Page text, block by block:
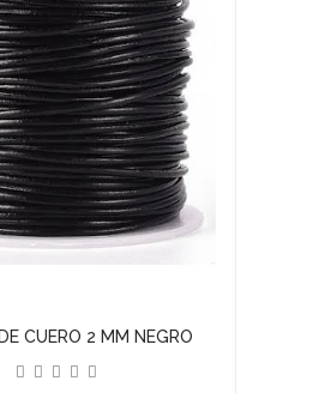
CUERO 2 MM NEGRO